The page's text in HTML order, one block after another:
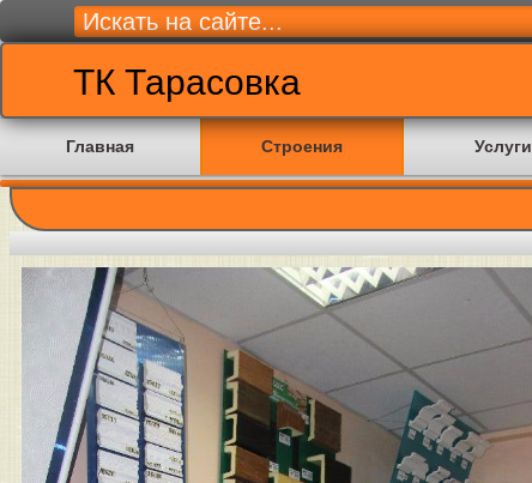
ТК Тарасовка
Главная Строения Услуги